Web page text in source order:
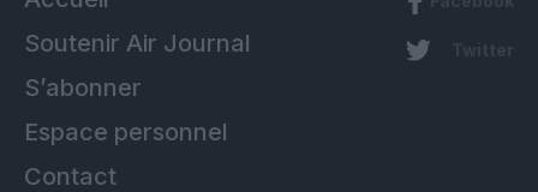
Soutenir Air Journal
S’abonner
Espace personnel
Contact